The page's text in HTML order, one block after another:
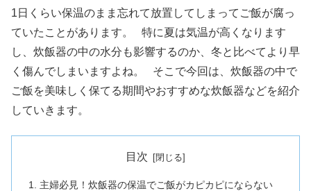
1日くらい保温のまま忘れて放置してしまってご飯が腐っ
ていたことがあります。 特に夏は気温が高くなります
し、炊飯器の中の水分も影響するのか、冬と比べてより早
く傷んでしまいますよね。 そこで今回は、炊飯器の中で
ご飯を美味しく保てる期間やおすすめな炊飯器などを紹介
していきます。
目次
主婦必見！炊飯器の保温でご飯がカピカピにならない